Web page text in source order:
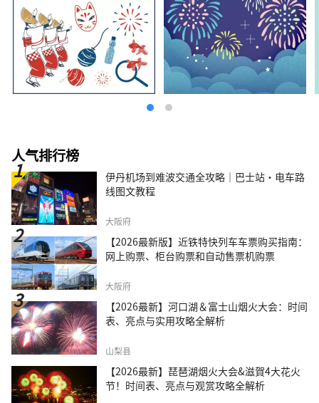
人气排行榜
伊丹机场到难波交通全攻略｜巴士站・电车路
线图文教程
大阪府
【2026最新版】近铁特快列车车票购买指南：
网上购票、柜台购票和自动售票机购票
大阪府
【2026最新】河口湖＆富士山烟火大会：时间
表、亮点与实用攻略全解析
山梨县
【2026最新】琵琶湖烟火大会&滋賀4大花火
节！时间表、亮点与观赏攻略全解析